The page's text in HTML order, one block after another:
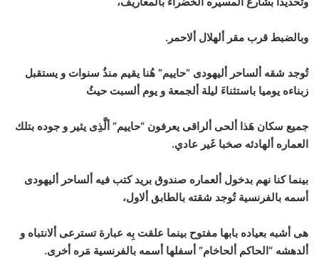
وبالضبط قرب مقر ألهلال ألاحمر.
تُوجد شقه ألساحر أليهودى “حاييم” هُنا يقيم منذُ سنوات و يستقبل
زبناءه يوميا باستثناءَ ليلة ألجمعة و يوم ألسبت حيثُ
جميع سكان هَذا ألحى ألراقى يعرفون “حاييم” ألَّذِى يثير و جوده بتلك
العماره ألهادئه صخبا غَير عادي.
بينما كنا نهم بدخول ألعماره صندوق بريد كتب فيه ألساحر أليهودى
أسمه بالفرنسية تُوجد شقته بالطابق ألاول،
هى أشبه بعياده بابها مفتوح بينما علقت بِه عبارة تسترعى ألانتباه و
ألدهشه “الحاكم ألحاخام” أسفلها أسمه بالفرنسية مَره أخرى.